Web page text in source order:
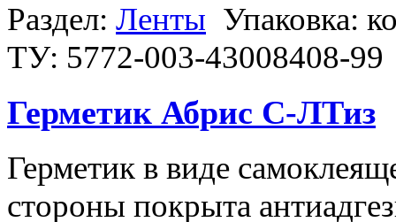
Раздел: Ленты Упаковка:
ТУ: 5772-003-43008408-99
Герметик Абрис С-ЛТиз
Герметик в виде
стороны покрыта